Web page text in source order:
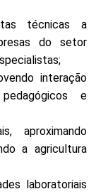
técnicas a
do setor
interação
e
aproximando
a agricultura
laboratoriais